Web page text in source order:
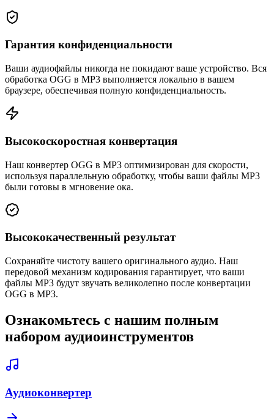
Гарантия конфиденциальности
Ваши аудиофайлы никогда не покидают ваше устройство. Вся
обработка OGG в MP3 выполняется локально в вашем
браузере, обеспечивая полную конфиденциальность.
Высокоскоростная конвертация
Наш конвертер OGG в MP3 оптимизирован для скорости,
используя параллельную обработку, чтобы ваши файлы MP3
были готовы в мгновение ока.
Высококачественный результат
Сохраняйте чистоту вашего оригинального аудио. Наш
передовой механизм кодирования гарантирует, что ваши
файлы MP3 будут звучать великолепно после конвертации
OGG в MP3.
Ознакомьтесь с нашим полным
набором аудиоинструментов
Аудиоконвертер